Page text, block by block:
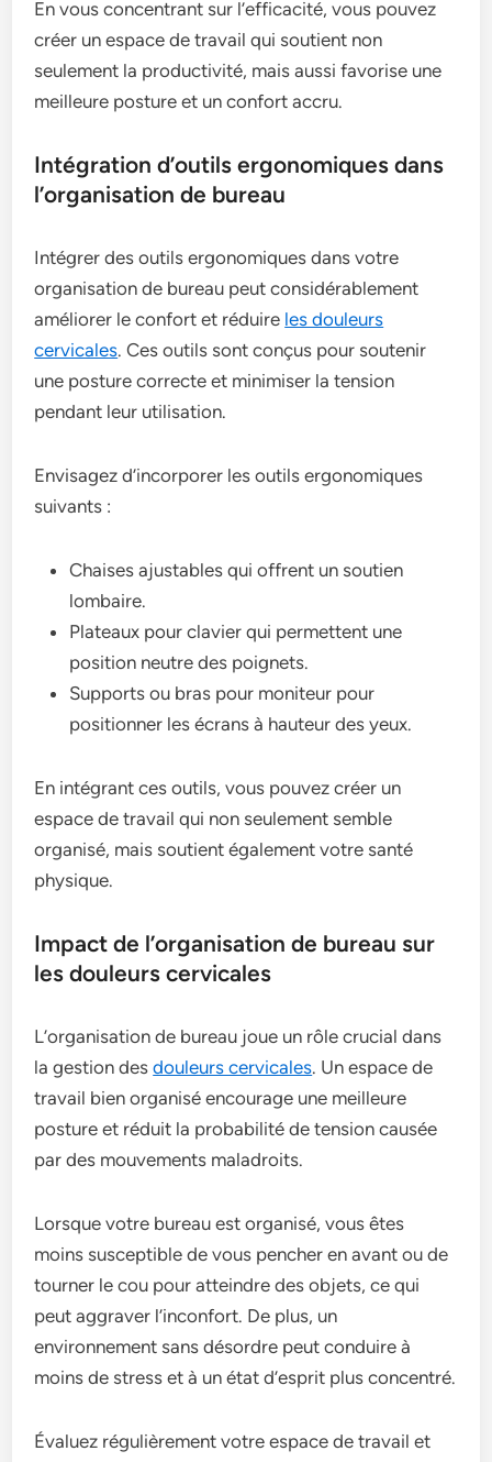
En vous concentrant sur l’efficacité, vous pouvez
créer un espace de travail qui soutient non
seulement la productivité, mais aussi favorise une
meilleure posture et un confort accru.
Intégration d’outils ergonomiques dans
l’organisation de bureau
Intégrer des outils ergonomiques dans votre
organisation de bureau peut considérablement
améliorer le confort et réduire les douleurs
cervicales. Ces outils sont conçus pour soutenir
une posture correcte et minimiser la tension
pendant leur utilisation.
Envisagez d’incorporer les outils ergonomiques
suivants :
Chaises ajustables qui offrent un soutien
lombaire.
Plateaux pour clavier qui permettent une
position neutre des poignets.
Supports ou bras pour moniteur pour
positionner les écrans à hauteur des yeux.
En intégrant ces outils, vous pouvez créer un
espace de travail qui non seulement semble
organisé, mais soutient également votre santé
physique.
Impact de l’organisation de bureau sur
les douleurs cervicales
L’organisation de bureau joue un rôle crucial dans
la gestion desdouleurs cervicales. Un espace de
travail bien organisé encourage une meilleure
posture et réduit la probabilité de tension causée
par des mouvements maladroits.
Lorsque votre bureau est organisé, vous êtes
moins susceptible de vous pencher en avant ou de
tourner le cou pour atteindre des objets, ce qui
peut aggraver l’inconfort. De plus, un
environnement sans désordre peut conduire à
moins de stress et à un état d’esprit plus concentré.
Évaluez régulièrement votre espace de travail et